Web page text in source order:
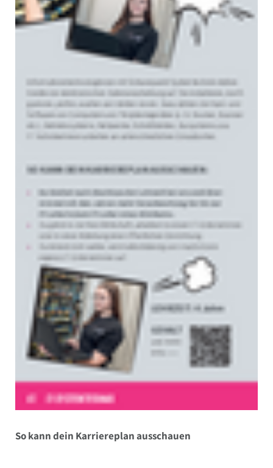
So kann dein Karriereplan ausschauen